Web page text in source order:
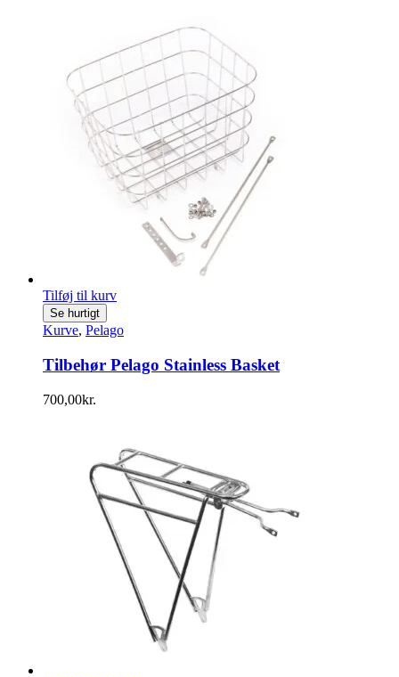
Tilføj til kurv
Se hurtigt
Kurve, Pelago
Tilbehør Pelago Stainless Basket
700,00kr.